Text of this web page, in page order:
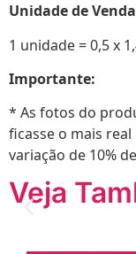
Unidade de
1 unidade = 0,5 x
Importante:
* As fotos do
ficasse o mais
variação de 10%
Veja